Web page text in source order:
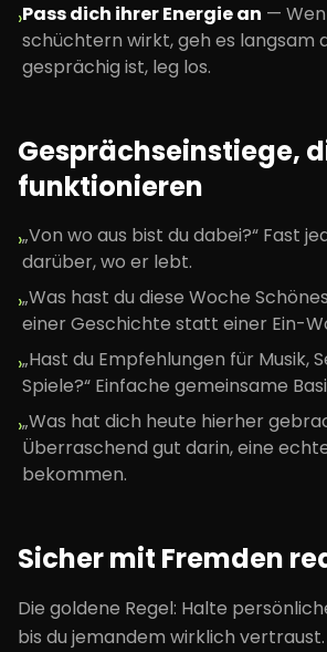
›Pass dich ihrer Energie an —
schüchtern wirkt, geh es langsam
gesprächig ist, leg los.
Gesprächseinstiege,
funktionieren
›„Von wo aus bist du dabei?“ Fast
darüber, wo er lebt.
›„Was hast du diese Woche
einer Geschichte statt einer Ein-
›„Hast du Empfehlungen für Musik,
Spiele?“ Einfache gemeinsame
›„Was hat dich heute hierher
Überraschend gut darin, eine
bekommen.
Sicher mit Fremden
Die goldene Regel: Halte
bis du jemandem wirklich vertraust.